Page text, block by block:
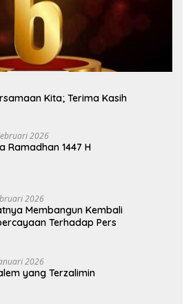
Kita; Terima Kasih
2026
Ramadhan 1447 H
2026
Membangun Kembali
Terhadap Pers
2026
yang Terzalimin